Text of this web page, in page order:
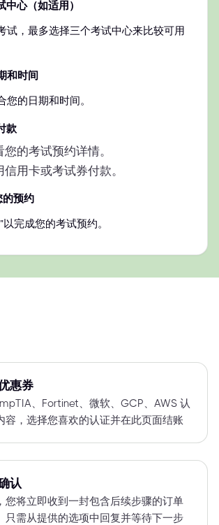
中心（如适用）
试，最多选择三个考试中心来比较可用
和时间
您的日期和时间。
款
您的考试预约详情。
信用卡或考试券付款。
的预约
以完成您的考试预约。
惠券
、Fortinet、微软、GCP、AWS 认
容，选择您喜欢的认证并在此页面结账
认
您将立即收到一封包含后续步骤的订单
只需从提供的选项中回复并等待下一步